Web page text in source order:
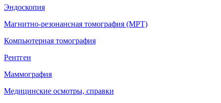
Эндоскопия
Магнитно-резонансная томография (МРТ)
Компьютерная томография
Рентген
Маммография
Медицинские осмотры, справки